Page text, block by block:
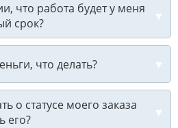
что работа будет у меня
срок?
что делать?
о статусе моего заказа
его?